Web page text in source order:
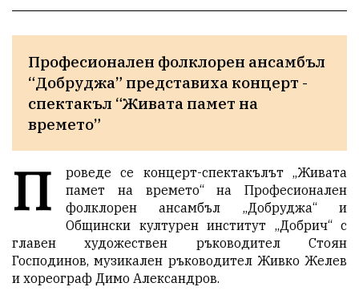
Професионален фолклорен ансамбъл
“Добруджа” представиха концерт -
спектакъл “Живата памет на
времето”
П
роведе се концерт-спектакълът „Живата
памет на времето“ на Професионален
фолклорен ансамбъл „Добруджа“ и
Общински културен институт ,,Добрич“ с
главен художествен ръководител Стоян
Господинов, музикален ръководител Живко Желев
и хореограф Димо Александров.